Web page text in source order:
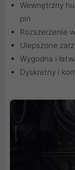
Wewnętrzny
pin
Rozszerzenie
Ulepszone
Wygodna i
Dyskretny i